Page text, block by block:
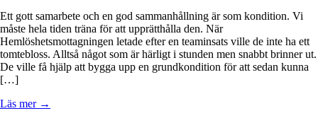
Ett gott samarbete och en god sammanhållning är som kondition. Vi
måste hela tiden träna för att upprätthålla den. När
Hemlöshetsmottagningen letade efter en teaminsats ville de inte ha ett
tomtebloss. Alltså något som är härligt i stunden men snabbt brinner ut.
De ville få hjälp att bygga upp en grundkondition för att sedan kunna
[…]
Läs mer →